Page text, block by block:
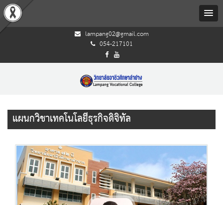
lampang02@gmail.com
054-217101
แผนกวิชาเทคโนโลยีธุรกิจดิจิทัล